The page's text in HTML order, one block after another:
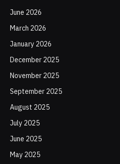
June 2026
March 2026
January 2026
December 2025
November 2025
September 2025
August 2025
July 2025
June 2025
May 2025